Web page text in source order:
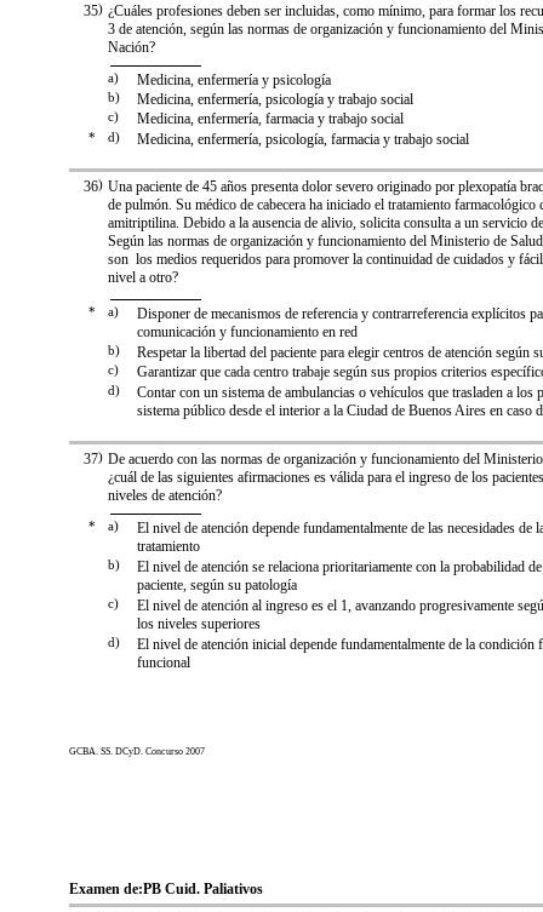
)
35 ¿Cuáles profesiones deben ser incluidas, como mínimo, para formar los
3 de atención, según las normas de organización y funcionamiento del
Nación?
a) Medicina, enfermería y psicología
b) Medicina, enfermería, psicología y trabajo social
c) Medicina, enfermería, farmacia y trabajo social
* d) Medicina, enfermería, psicología, farmacia y trabajo social
)
36 Una paciente de 45 años presenta dolor severo originado por plexopatía
de pulmón. Su médico de cabecera ha iniciado el tratamiento
amitriptilina. Debido a la ausencia de alivio, solicita consulta a un servicio
Según las normas de organización y funcionamiento del Ministerio de
son los medios requeridos para promover la continuidad de cuidados y
nivel a otro?
* a)
Disponer de mecanismos de referencia y contrarreferencia explícitos
comunicación y funcionamiento en red
b) Respetar la libertad del paciente para elegir centros de atención según
c) Garantizar que cada centro trabaje según sus propios criterios
d)
Contar con un sistema de ambulancias o vehículos que trasladen a los
sistema público desde el interior a la Ciudad de Buenos Aires en caso
)
37 De acuerdo con las normas de organización y funcionamiento del
¿cuál de las siguientes afirmaciones es válida para el ingreso de los
niveles de atención?
* a)
El nivel de atención depende fundamentalmente de las necesidades de
tratamiento
b)
El nivel de atención se relaciona prioritariamente con la probabilidad
paciente, según su patología
c)
El nivel de atención al ingreso es el 1, avanzando progresivamente
los niveles superiores
d)
El nivel de atención inicial depende fundamentalmente de la condición
funcional
GCBA. SS. DCyD. Concurso 2007
Examen de:PB Cuid. Paliativos